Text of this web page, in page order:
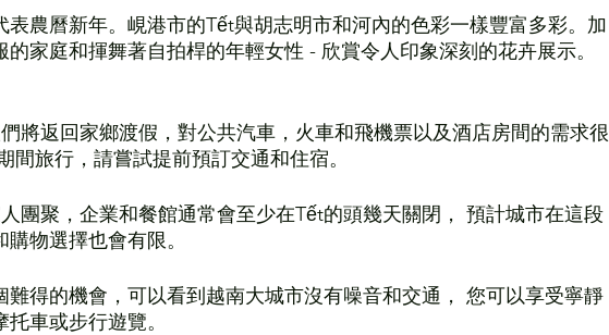
表農曆新年。峴港市的Tết與胡志明市和河內的色彩一樣豐富多彩。加
的家庭和揮舞著自拍桿的年輕女性 - 欣賞令人印象深刻的花卉展示。
將返回家鄉渡假，對公共汽車，火車和飛機票以及酒店房間的需求很
間旅行，請嘗試提前預訂交通和住宿。
團聚，企業和餐館通常會至少在Tết的頭幾天關閉， 預計城市在這段
物選擇也會有限。
難得的機會，可以看到越南大城市沒有噪音和交通， 您可以享受寧靜
車或步行遊覽。